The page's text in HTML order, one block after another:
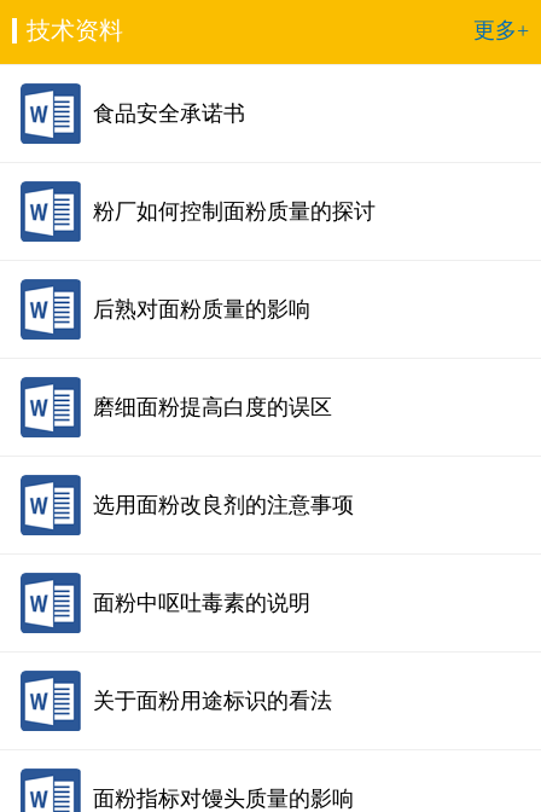
技术资料 更多+
食品安全承诺书
粉厂如何控制面粉质量的探讨
后熟对面粉质量的影响
磨细面粉提高白度的误区
选用面粉改良剂的注意事项
面粉中呕吐毒素的说明
关于面粉用途标识的看法
面粉指标对馒头质量的影响